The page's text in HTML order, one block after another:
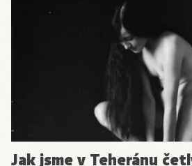
Jak jsme v Teheránu